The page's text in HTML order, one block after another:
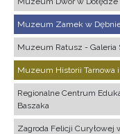
Muzeum Zamek w
Muzeum Ratusz - Galeria
Muzeum Historii Tarnowa
Regionalne Centrum
Baszaka
Zagroda Felicji Curyłowej